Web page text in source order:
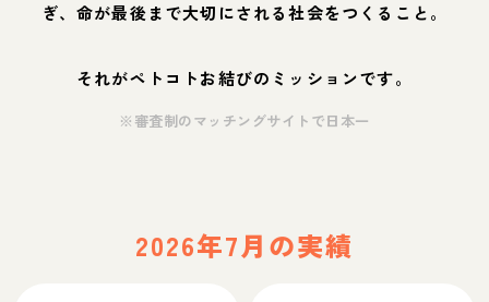
ぎ、命が最後まで大切にされる社会をつくること。
それがペトコトお結びのミッションです。
※審査制のマッチングサイトで日本一
2026年7月の実績